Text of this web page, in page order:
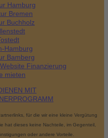
Hamburg
Bremen
Buchholz
Hamburg
Bamberg
Finanzierung
mieten
MIT
für die wir eine kleine Vergütung
hat dieses keine Nachteile, im Gegenteil,
oder andere Vorteile.